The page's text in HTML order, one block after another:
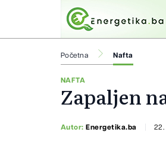
Početna Nafta
NAFTA
Zapaljen
Autor:Energetika.ba 22.